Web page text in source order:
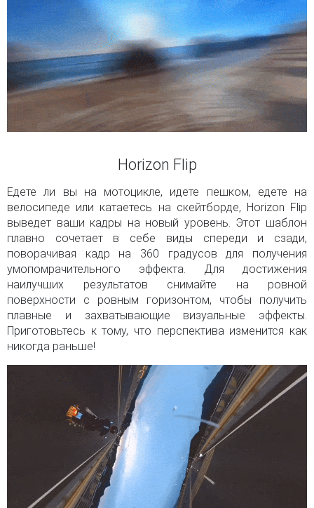
Horizon Flip
Едете ли вы на мотоцикле, идете пешком, едете на
велосипеде или катаетесь на скейтборде, Horizon Flip
выведет ваши кадры на новый уровень. Этот шаблон
плавно сочетает в себе виды спереди и сзади,
поворачивая кадр на 360 градусов для получения
умопомрачительного эффекта. Для достижения
наилучших результатов снимайте на ровной
поверхности с ровным горизонтом, чтобы получить
плавные и захватывающие визуальные эффекты.
Приготовьтесь к тому, что перспектива изменится как
никогда раньше!